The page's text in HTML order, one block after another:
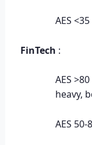
AES
FinTech :
AES
heavy,
AES